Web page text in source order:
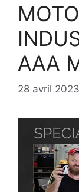
AAA
28 avril 2023